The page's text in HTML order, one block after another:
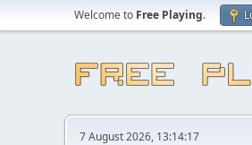
Welcome to Free Playing.
7 August 2026, 13:14:17